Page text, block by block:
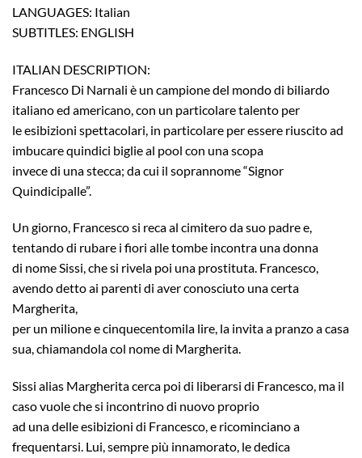
LANGUAGES: Italian
SUBTITLES: ENGLISH
ITALIAN DESCRIPTION:
Francesco Di Narnali è un campione del mondo di biliardo
italiano ed americano, con un particolare talento per
le esibizioni spettacolari, in particolare per essere riuscito ad
imbucare quindici biglie al pool con una scopa
invece di una stecca; da cui il soprannome “Signor
Quindicipalle”.
Un giorno, Francesco si reca al cimitero da suo padre e,
tentando di rubare i fiori alle tombe incontra una donna
di nome Sissi, che si rivela poi una prostituta. Francesco,
avendo detto ai parenti di aver conosciuto una certa
Margherita,
per un milione e cinquecentomila lire, la invita a pranzo a casa
sua, chiamandola col nome di Margherita.
Sissi alias Margherita cerca poi di liberarsi di Francesco, ma il
caso vuole che si incontrino di nuovo proprio
ad una delle esibizioni di Francesco, e ricominciano a
frequentarsi. Lui, sempre più innamorato, le dedica